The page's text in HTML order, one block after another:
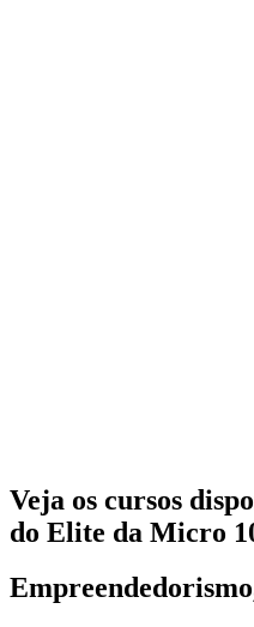
Veja os cursos
do Elite da Micro